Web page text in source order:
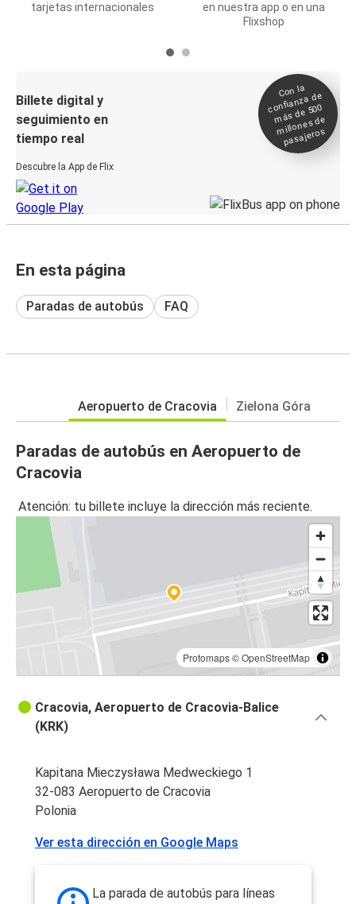
tarjetas internacionales
en nuestra app o en una
Flixshop
Billete digital y
seguimiento en
tiempo real
Descubre la App de Flix
Con la
confianza de
más de 500
millones de
pasajeros
En esta página
Paradas de autobús FAQ
Aeropuerto de Cracovia Zielona Góra
Paradas de autobús en Aeropuerto de
Cracovia
Atención: tu billete incluye la dirección más reciente.
Protomaps©OpenStreetMap
Cracovia, Aeropuerto de Cracovia-Balice
(KRK)
Kapitana Mieczysława Medweckiego 1
32-083 Aeropuerto de Cracovia
Polonia
Ver esta dirección en Google Maps
La parada de autobús para líneas